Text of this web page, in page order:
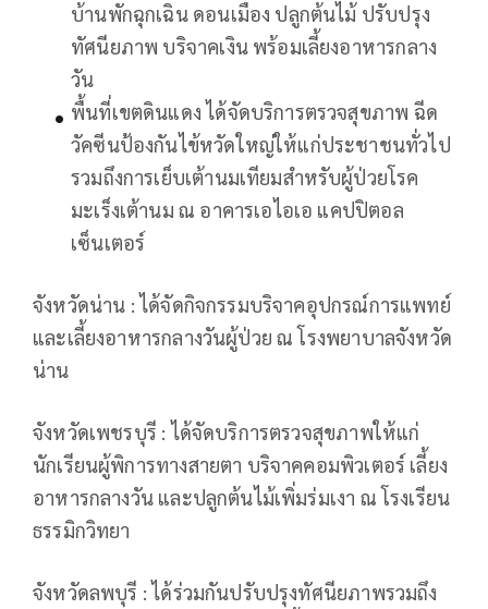
บ้านพักฉุกเฉิน ดอนเมือง ปลูกต้นไม้ ปรับปรุง
ทัศนียภาพ บริจาคเงิน พร้อมเลี้ยงอาหารกลาง
วัน
พื้นที่เขตดินแดง ได้จัดบริการตรวจสุขภาพ ฉีด
วัคซีนป้องกันไข้หวัดใหญ่ให้แก่ประชาชนทั่วไป
รวมถึงการเย็บเต้านมเทียมสำหรับผู้ป่วยโรค
มะเร็งเต้านม ณ อาคารเอไอเอ แคปปิตอล
เซ็นเตอร์
จังหวัดน่าน : ได้จัดกิจกรรมบริจาคอุปกรณ์การแพทย์
และเลี้ยงอาหารกลางวันผู้ป่วย ณ โรงพยาบาลจังหวัด
น่าน
จังหวัดเพชรบุรี : ได้จัดบริการตรวจสุขภาพให้แก่
นักเรียนผู้พิการทางสายตา บริจาคคอมพิวเตอร์ เลี้ยง
อาหารกลางวัน และปลูกต้นไม้เพิ่มร่มเงา ณ โรงเรียน
ธรรมิกวิทยา
จังหวัดลพบุรี : ได้ร่วมกันปรับปรุงทัศนียภาพรวมถึง